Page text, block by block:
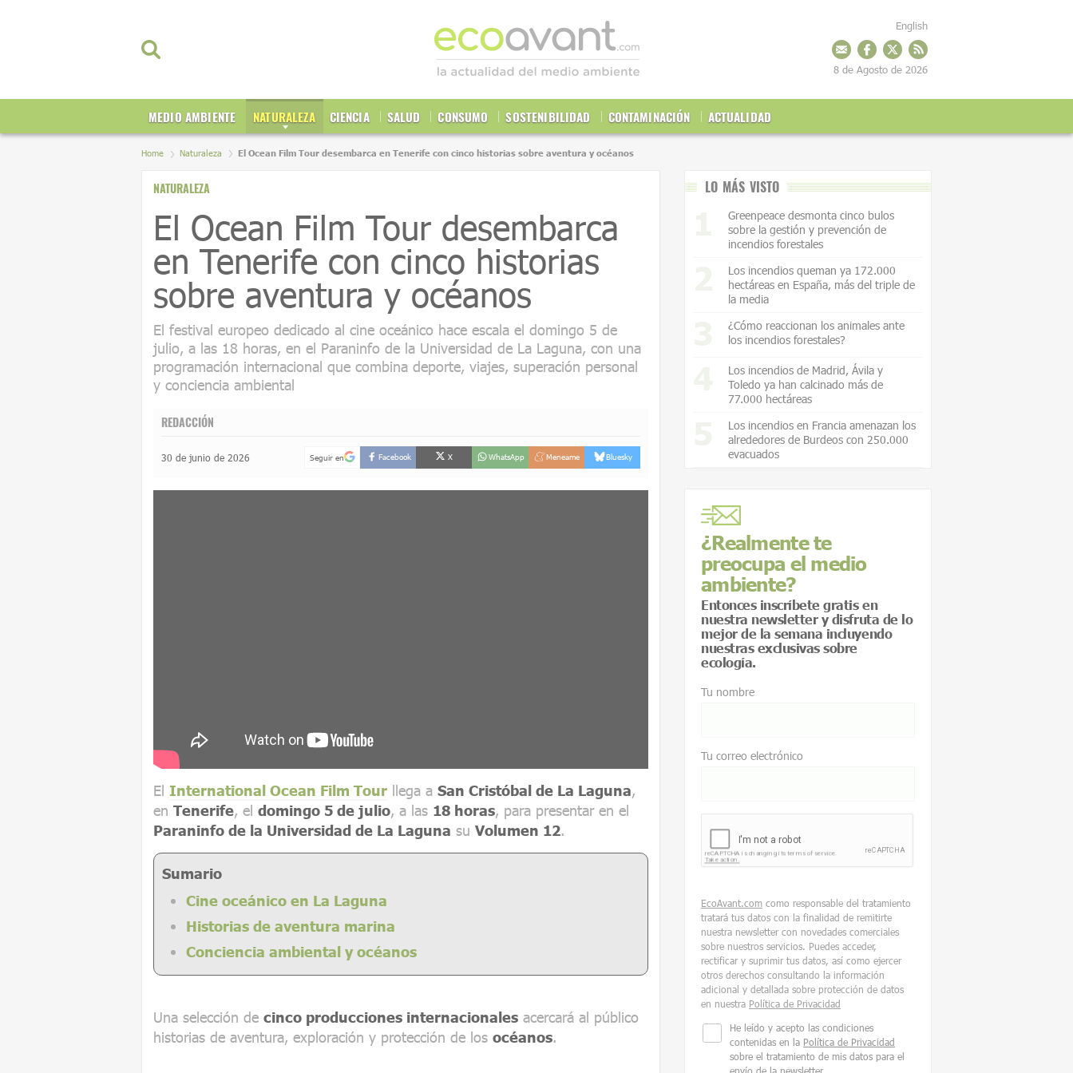
MEDIO AMBIENTE NATURALEZA CIENCIA SALUD CONSUMO SOSTENIBILIDAD CONTAMINACIÓN ACTUALIDAD
English
8 de Agosto de 2026
Home Naturaleza El Ocean Film Tour desembarca en Tenerife con cinco historias sobre aventura y océanos
NATURALEZA
El Ocean Film Tour desembarca
en Tenerife con cinco historias
sobre aventura y océanos
El festival europeo dedicado al cine oceánico hace escala el domingo 5 de
julio, a las 18 horas, en el Paraninfo de la Universidad de La Laguna, con una
programación internacional que combina deporte, viajes, superación personal
y conciencia ambiental
REDACCIÓN
30 de junio de 2026 Seguir en Facebook X WhatsApp Meneame Bluesky
El International Ocean Film Tour llega a San Cristóbal de La Laguna,
en Tenerife, el domingo 5 de julio, a las 18 horas, para presentar en el
Paraninfo de la Universidad de La Laguna su Volumen 12.
Sumario
Cine oceánico en La Laguna
Historias de aventura marina
Conciencia ambiental y océanos
Una selección de cinco producciones internacionales acercará al público
historias de aventura, exploración y protección de los océanos.
LO MÁS VISTO
Greenpeace desmonta cinco bulos
sobre la gestión y prevención de
incendios forestales
Los incendios queman ya 172.000
hectáreas en España, más del triple de
la media
¿Cómo reaccionan los animales ante
los incendios forestales?
Los incendios de Madrid, Ávila y
Toledo ya han calcinado más de
77.000 hectáreas
Los incendios en Francia amenazan los
alrededores de Burdeos con 250.000
evacuados
¿Realmente te
preocupa el medio
ambiente?
Entonces inscríbete gratis en
nuestra newsletter y disfruta de lo
mejor de la semana incluyendo
nuestras exclusivas sobre
ecología.
Tu nombre
Tu correo electrónico
EcoAvant.com como responsable del tratamiento
tratará tus datos con la finalidad de remitirte
nuestra newsletter con novedades comerciales
sobre nuestros servicios. Puedes acceder,
rectificar y suprimir tus datos, así como ejercer
otros derechos consultando la información
adicional y detallada sobre protección de datos
en nuestra Política de Privacidad
He leído y acepto las condiciones
contenidas en la Política de Privacidad
sobre el tratamiento de mis datos para el
envío de la newsletter.